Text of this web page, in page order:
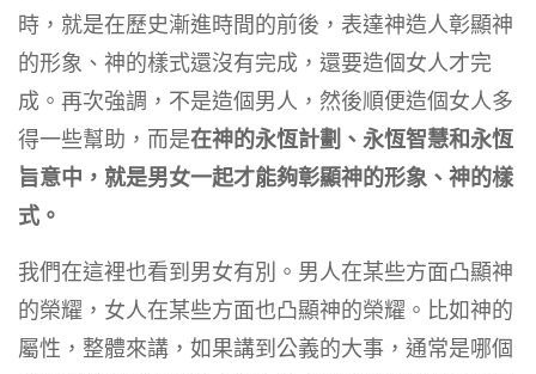
時，就是在歷史漸進時間的前後，表達神造人彰顯神
的形象、神的樣式還沒有完成，還要造個女人才完
成。再次強調，不是造個男人，然後順便造個女人多
得一些幫助，而是在神的永恆計劃、永恆智慧和永恆
旨意中，就是男女一起才能夠彰顯神的形象、神的樣
式。
我們在這裡也看到男女有別。男人在某些方面凸顯神
的榮耀，女人在某些方面也凸顯神的榮耀。比如神的
屬性，整體來講，如果講到公義的大事，通常是哪個